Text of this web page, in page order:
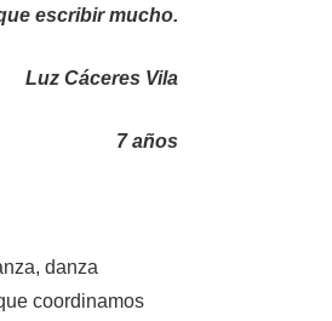
escribir mucho.
Luz Cáceres Vila
7 años
danza
coordinamos